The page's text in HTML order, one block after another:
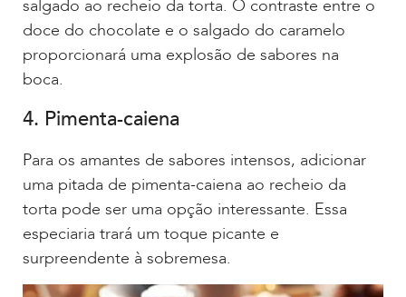
salgado ao recheio da torta. O contraste entre o
doce do chocolate e o salgado do caramelo
proporcionará uma explosão de sabores na
boca.
4. Pimenta-caiena
Para os amantes de sabores intensos, adicionar
uma pitada de pimenta-caiena ao recheio da
torta pode ser uma opção interessante. Essa
especiaria trará um toque picante e
surpreendente à sobremesa.